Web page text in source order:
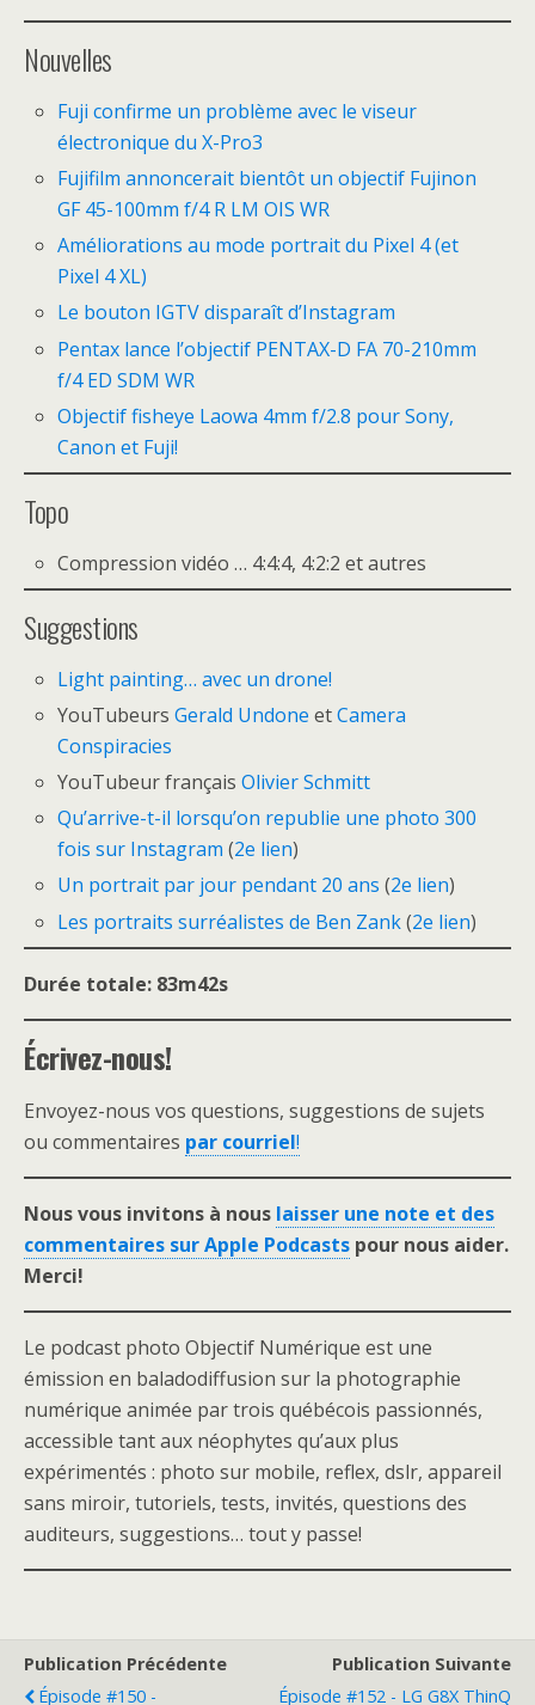
Nouvelles
Fuji confirme un problème avec le viseur
électronique du X-Pro3
Fujifilm annoncerait bientôt un objectif Fujinon
GF 45-100mm f/4 R LM OIS WR
Améliorations au mode portrait du Pixel 4 (et
Pixel 4 XL)
Le bouton IGTV disparaît d’Instagram
Pentax lance l’objectif PENTAX-D FA 70-210mm
f/4 ED SDM WR
Objectif fisheye Laowa 4mm f/2.8 pour Sony,
Canon et Fuji!
Topo
Compression vidéo … 4:4:4, 4:2:2 et autres
Suggestions
Light painting… avec un drone!
YouTubeursGerald Undone etCamera
Conspiracies
YouTubeur françaisOlivier Schmitt
Qu’arrive-t-il lorsqu’on republie une photo 300
fois sur Instagram (2e lien)
Un portrait par jour pendant 20 ans (2e lien)
Les portraits surréalistes de Ben Zank(2e lien)
Durée totale: 83m42s
Écrivez-nous!
Envoyez-nous vos questions, suggestions de sujets
ou commentaires par courriel!
Nous vous invitons à nous laisser une note et des
commentaires sur Apple Podcasts pour nous aider.
Merci!
Le podcast photo Objectif Numérique est une
émission en baladodiffusion sur la photographie
numérique animée par trois québécois passionnés,
accessible tant aux néophytes qu’aux plus
expérimentés : photo sur mobile, reflex, dslr, appareil
sans miroir, tutoriels, tests, invités, questions des
auditeurs, suggestions… tout y passe!
Publication Précédente
Épisode #150 -
Publication Suivante
Épisode #152 - LG G8X ThinQ